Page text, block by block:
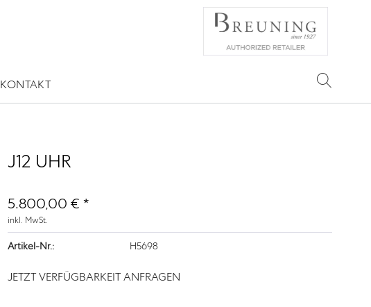
KONTAKT
J12 UHR
5.800,00 € *
inkl. MwSt.
Artikel-Nr.: H5698
JETZT VERFÜGBARKEIT ANFRAGEN